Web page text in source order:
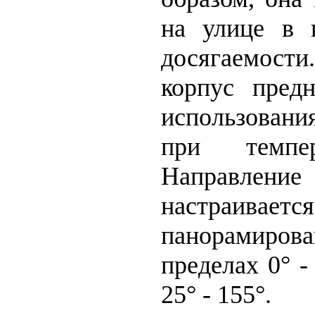
на улице в
корпус
при
пределах 0°
25° - 155°.